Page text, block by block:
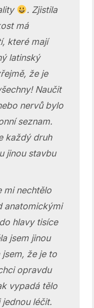
. Zjistila
má
které mají
latinský
že je
Naučit
nervů bylo
seznam.
každý druh
jinou stavbu
mi nechtělo
anatomickými
hlavy tisíce
jsem jinou
že je to
opravdu
vypadá tělo
léčit.